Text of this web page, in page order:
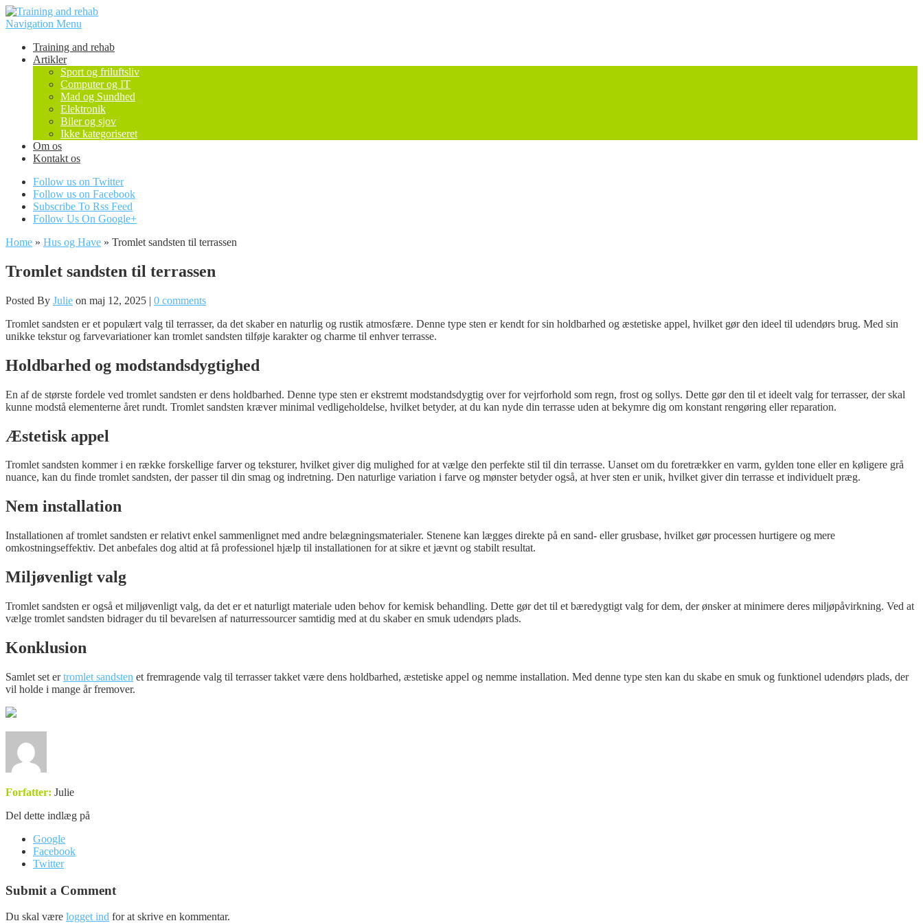
Navigation Menu
Training and rehab
Artikler
Sport og friluftsliv
Computer og IT
Mad og Sundhed
Elektronik
Biler og sjov
Ikke kategoriseret
Om os
Kontakt os
Follow us on Twitter
Follow us on Facebook
Subscribe To Rss Feed
Follow Us On Google+
Home » Hus og Have » Tromlet sandsten til terrassen
Tromlet sandsten til terrassen
Posted By Julie on maj 12, 2025 | 0 comments
Tromlet sandsten er et populært valg til terrasser, da det skaber en naturlig og rustik atmosfære. Denne type sten er kendt for sin holdbarhed og æstetiske appel, hvilket gør den ideel til udendørs brug. Med sin
unikke tekstur og farvevariationer kan tromlet sandsten tilføje karakter og charme til enhver terrasse.
Holdbarhed og modstandsdygtighed
En af de største fordele ved tromlet sandsten er dens holdbarhed. Denne type sten er ekstremt modstandsdygtig over for vejrforhold som regn, frost og sollys. Dette gør den til et ideelt valg for terrasser, der skal
kunne modstå elementerne året rundt. Tromlet sandsten kræver minimal vedligeholdelse, hvilket betyder, at du kan nyde din terrasse uden at bekymre dig om konstant rengøring eller reparation.
Æstetisk appel
Tromlet sandsten kommer i en række forskellige farver og teksturer, hvilket giver dig mulighed for at vælge den perfekte stil til din terrasse. Uanset om du foretrækker en varm, gylden tone eller en køligere grå
nuance, kan du finde tromlet sandsten, der passer til din smag og indretning. Den naturlige variation i farve og mønster betyder også, at hver sten er unik, hvilket giver din terrasse et individuelt præg.
Nem installation
Installationen af tromlet sandsten er relativt enkel sammenlignet med andre belægningsmaterialer. Stenene kan lægges direkte på en sand- eller grusbase, hvilket gør processen hurtigere og mere
omkostningseffektiv. Det anbefales dog altid at få professionel hjælp til installationen for at sikre et jævnt og stabilt resultat.
Miljøvenligt valg
Tromlet sandsten er også et miljøvenligt valg, da det er et naturligt materiale uden behov for kemisk behandling. Dette gør det til et bæredygtigt valg for dem, der ønsker at minimere deres miljøpåvirkning. Ved at
vælge tromlet sandsten bidrager du til bevarelsen af naturressourcer samtidig med at du skaber en smuk udendørs plads.
Konklusion
Samlet set ertromlet sandsten et fremragende valg til terrasser takket være dens holdbarhed, æstetiske appel og nemme installation. Med denne type sten kan du skabe en smuk og funktionel udendørs plads, der
vil holde i mange år fremover.
Forfatter: Julie
Del dette indlæg på
Google
Facebook
Twitter
Submit a Comment
Du skal være logget ind for at skrive en kommentar.